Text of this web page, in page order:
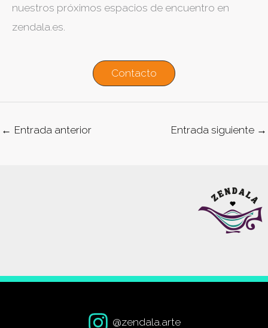
nuestros próximos espacios de encuentro en
zendala.es.
Contacto
← Entrada anterior Entrada siguiente →
@zendala.arte